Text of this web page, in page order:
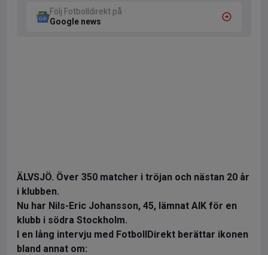
Följ Fotbolldirekt på
Google news
ÄLVSJÖ. Över 350 matcher i tröjan och nästan 20 år
i klubben.
Nu har Nils-Eric Johansson, 45, lämnat AIK för en
klubb i södra Stockholm.
I en lång intervju med FotbollDirekt berättar ikonen
bland annat om: